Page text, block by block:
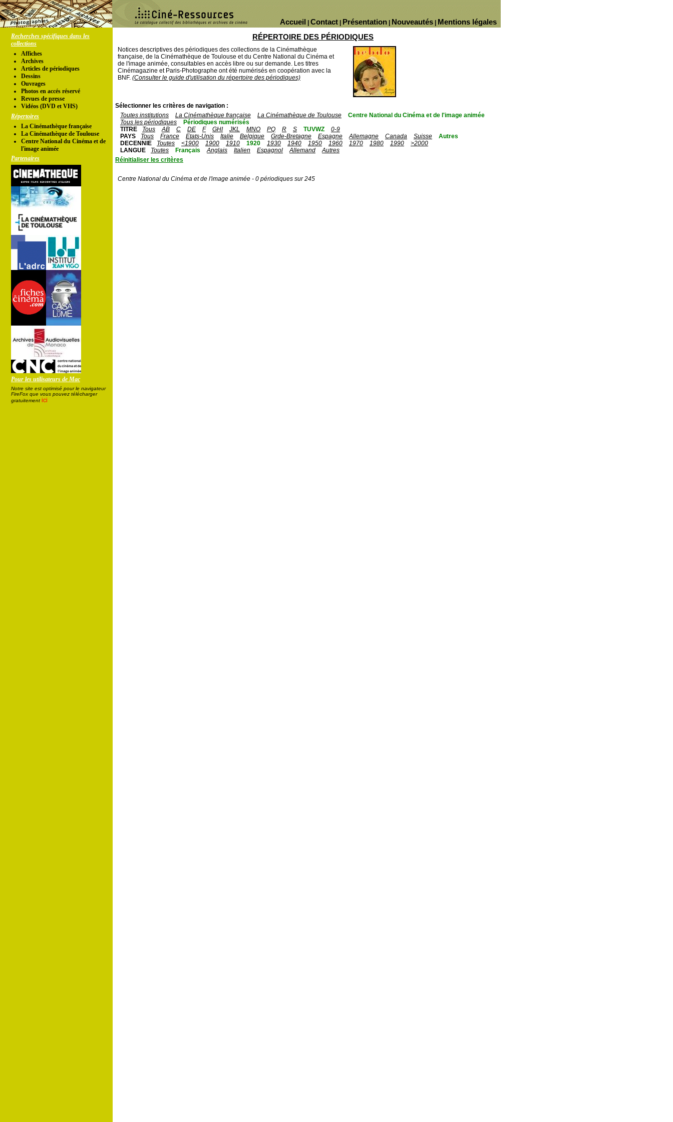
Mentions légales
Nouveautés
Présentation
Contact
Accueil
Recherches spécifiques dans les
collections
Affiches
Archives
Articles de périodiques
Dessins
Ouvrages
Photos en accés réservé
Revues de presse
Vidéos (DVD et VHS)
Répertoires
La Cinémathèque française
La Cinémathèque de Toulouse
Centre National du Cinéma et de
l'image animée
Partenaires
Pour les utilisateurs de Mac
Notre site est optimisé pour le navigateur
FireFox que vous pouvez télécharger
gratuitement ici
RÉPERTOIRE DES PÉRIODIQUES
Notices descriptives des périodiques des collections de la Cinémathèque
française, de la Cinémathèque de Toulouse et du Centre National du Cinéma et
de l'image animée, consultables en accès libre ou sur demande. Les titres
Cinémagazine et Paris-Photographe ont été numérisés en coopération avec la
BNF. (Consulter le guide d'utilisation du répertoire des périodiques)
Sélectionner les critères de navigation :
Toutes institutions
La Cinémathèque française La Cinémathèque de Toulouse
Centre National du Cinéma et de l'image animée
Tous les périodiques
Périodiques numérisés
TITRE
Tous AB C DE F GHI JKL MNO PQ R S TUVWZ
0-9
PAYS
Tous France Etats-Unis Italie Belgique Grde-Bretagne Espagne Allemagne Canada Suisse
Autres
DECENNIE
Toutes <1900 1900 1910 1920 1930 1940 1950 1960 1970 1980 1990
>2000
LANGUE
Toutes Français Anglais Italien Espagnol Allemand
Autres
Réinitialiser les critères
Centre National du Cinéma et de l'image animée - 0 périodiques sur 245